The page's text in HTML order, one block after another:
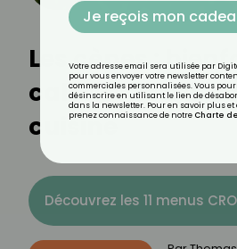
Les cèpes :
calories et
cuisine
Découvrez les 11 menus
Je reçois mon
Votre adresse email sera utilisée par
pour vous envoyer votre newsletter
commerciales personnalisées. Vous
désinscrire en utilisant le lien de
dans la newsletter. Pour en savoir plus et
prenez connaissance de notre Charte